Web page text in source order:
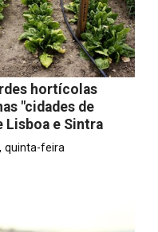
hortícolas
"cidades de
Lisboa e Sintra
quinta-feira